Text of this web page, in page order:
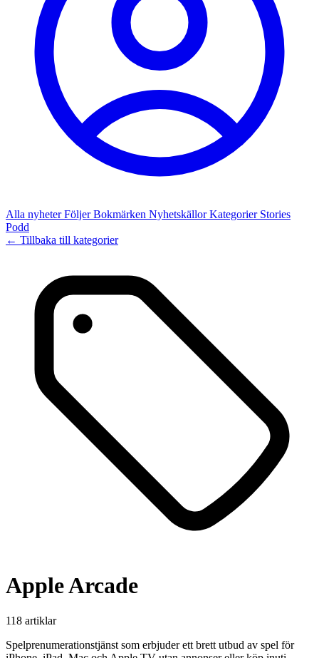
Alla nyheterFöljerBokmärken NyhetskällorKategorier Stories
Podd
← Tillbaka till kategorier
Apple Arcade
118 artiklar
Spelprenumerationstjänst som erbjuder ett brett utbud av spel för